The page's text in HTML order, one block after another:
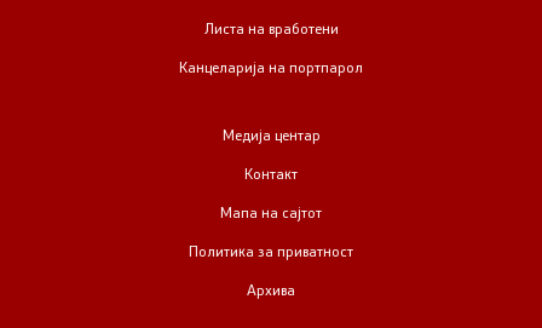
Листа на вработени
Канцеларија на портпарол
Медија центар
Контакт
Мапа на сајтот
Политика за приватност
Архива